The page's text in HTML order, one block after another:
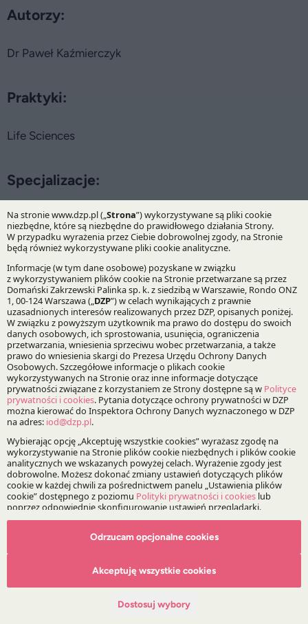
Autorzy:
Dr Paweł Kaźmierczyk
Praktyki:
Life Sciences
Specjalizacje:
Ochrona zdrowia
Bądź na bieżąco z DZP
Zapisz
O Kancelarii
Zespół
Nasze doradztwo
Alerty prawne
Wydarzenia
Główne obszary doradztwa
Doradztwo Regulacyjne, Legislacja i Compliance
Prawo Spółek, Fuzje i Przejęcia
Odrzucam opcjonalne cookies
Akceptuję wszystkie cookies
Dostosuj wybory